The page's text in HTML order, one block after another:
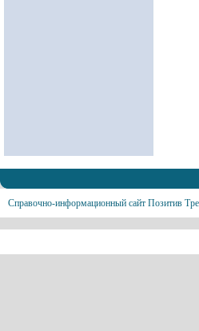
Справочно-информационный сайт Позитив